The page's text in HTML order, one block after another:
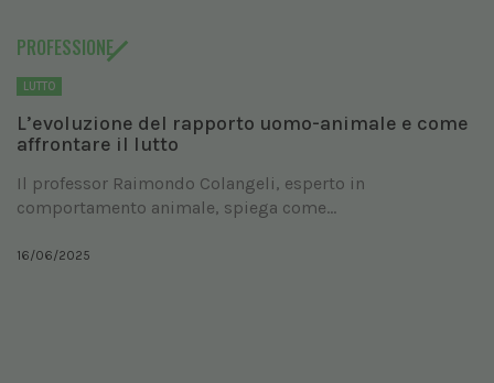
PROFESSIONE
LUTTO
L’evoluzione del rapporto uomo-animale e come
affrontare il lutto
Il professor Raimondo Colangeli, esperto in
comportamento animale, spiega come...
16/06/2025